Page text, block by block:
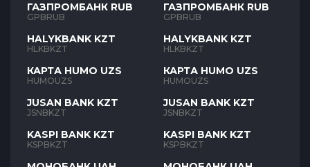
ГАЗПРОМБАНК RUB
GPBRUB
HALYKBANK KZT
HLKBKZT
КАРТА HUMO UZS
HUMOUZS
JUSAN BANK KZT
JSNBKZT
KASPI BANK KZT
KSPBKZT
ГАЗПРОМБАНК RUB
GPBRUB
HALYKBANK KZT
HLKBKZT
КАРТА HUMO UZS
HUMOUZS
JUSAN BANK KZT
JSNBKZT
KASPI BANK KZT
KSPBKZT